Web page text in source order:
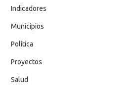
Indicadores
Municipios
Política
Proyectos
Salud